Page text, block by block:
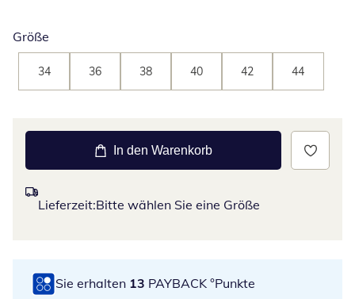
Größe
34 36 38 40 42 44
In den Warenkorb
Lieferzeit:Bitte wählen Sie eine Größe
Sie erhalten 13 PAYBACK °Punkte